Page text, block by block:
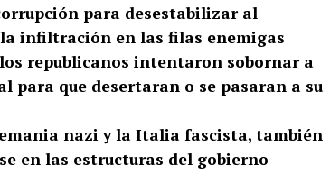
para desestabilizar al
infiltración en las filas enemigas
los republicanos intentaron sobornar a
para que desertaran o se pasaran a su
nazi y la Italia fascista, también
en las estructuras del gobierno